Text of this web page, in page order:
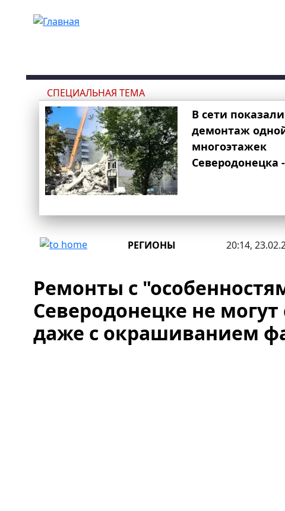
СПЕЦИАЛЬНАЯ ТЕМА
В сети показали
демонтаж
многоэтажек
Северодонецка
РЕГИОНЫ 20:14,
Ремонты с
Северодонецке не могут
даже с окрашиванием